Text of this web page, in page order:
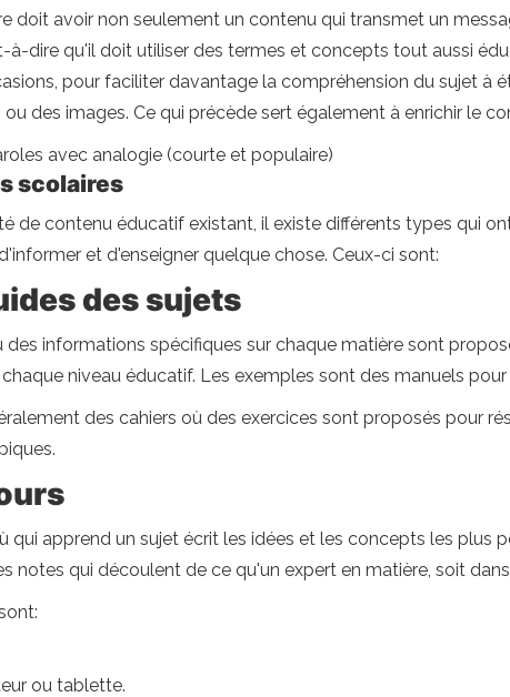
doit avoir non seulement un contenu qui transmet un
à-dire qu'il doit utiliser des termes et concepts tout aussi
pour faciliter davantage la compréhension du sujet à
des images. Ce qui précède sert également à enrichir le
avec analogie (courte et populaire)
scolaires
de contenu éducatif existant, il existe différents types qui
et d'enseigner quelque chose. Ceux-ci sont:
des sujets
des informations spécifiques sur chaque matière sont
niveau éducatif. Les exemples sont des manuels
des cahiers où des exercices sont proposés pour
qui apprend un sujet écrit les idées et les concepts les plus
notes qui découlent de ce qu'un expert en matière, soit
ou tablette.